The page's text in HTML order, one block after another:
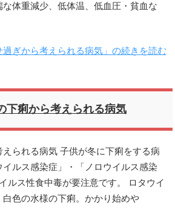
な体重減少、低体温、低血圧・貧血な
過ぎから考えられる病気」の続きを読む
下痢から考えられる病気
られる病気 子供が冬に下痢をする病
ルス感染症」・「ノロウイルス感染
ルス性食中毒が要注意です。 ロタウイ
色の水様の下痢。かかり始めや